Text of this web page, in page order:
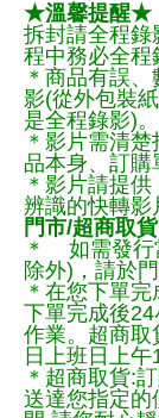
★溫馨提醒★
拆封請全程錄
程中務必全程
＊商品有誤
影(從外包裝
是全程錄影)。
＊影片需清
品本身、訂購
＊影片請提
辨識的快轉影
門市/超商取貨
＊ 如需發行
除外)，請於門
＊在您下單
下單完成後
作業。超商取
日上班日上
＊超商取貨:
送達您指定的